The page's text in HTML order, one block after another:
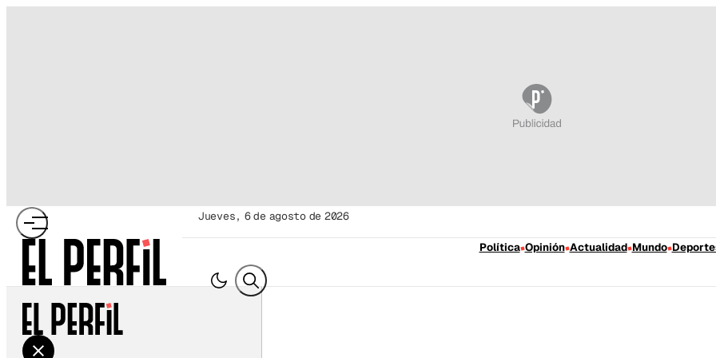
jueves, 6 de agosto de 2026
Política Opinión Actualidad Mundo